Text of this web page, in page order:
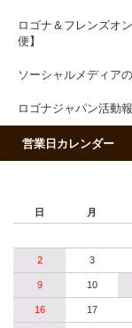
ロゴナ＆フレンズオ
便】
ソーシャルメディア
ロゴナジャパン活動
営業日カレンダー
日 月
2 3
9 10
16 17